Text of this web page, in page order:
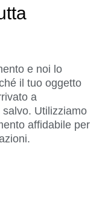
e noi lo
il tuo oggetto
a
Utilizziamo
affidabile per